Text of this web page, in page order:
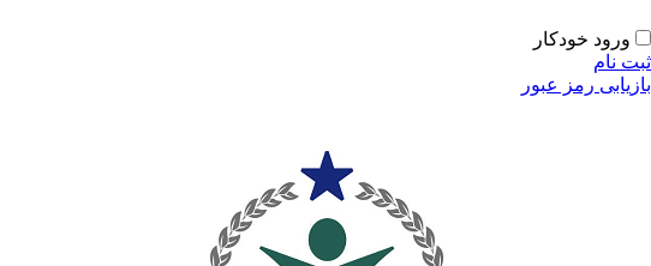
ورود خودکار
ثبت نام
بازیابی رمز عبور